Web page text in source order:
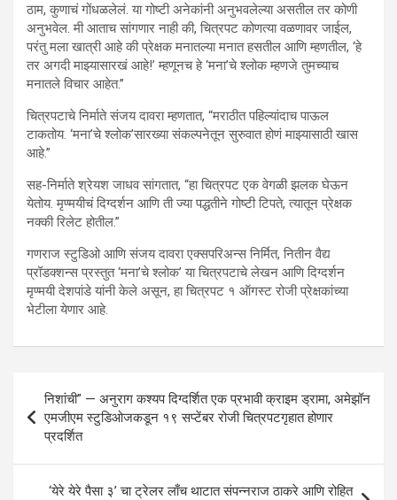
ठाम, कुणाचं गोंधळलेलं. या गोष्टी अनेकांनी अनुभवलेल्या असतील तर कोणी
अनुभवेल. मी आताच सांगणार नाही की, चित्रपट कोणत्या वळणावर जाईल,
परंतु मला खात्री आहे की प्रेक्षक मनातल्या मनात हसतील आणि म्हणतील, ‘हे
तर अगदी माझ्यासारखं आहे!’ म्हणूनच हे ‘मना’चे श्लोक म्हणजे तुमच्याच
मनातले विचार आहेत.’’
चित्रपटाचे निर्माते संजय दावरा म्हणतात, “मराठीत पहिल्यांदाच पाऊल
टाकतोय. ‘मना’चे श्लोक’सारख्या संकल्पनेतून सुरुवात होणं माझ्यासाठी खास
आहे.”
सह-निर्माते श्रेयश जाधव सांगतात, “हा चित्रपट एक वेगळी झलक घेऊन
येतोय. मृण्मयीचं दिग्दर्शन आणि ती ज्या पद्धतीने गोष्टी टिपते, त्यातून प्रेक्षक
नक्की रिलेट होतील.”
गणराज स्टुडिओ आणि संजय दावरा एक्सपरिअन्स निर्मित, नितीन वैद्य
प्रॉडक्शन्स प्रस्तुत ‘मना’चे श्लोक’ या चित्रपटाचे लेखन आणि दिग्दर्शन
मृण्मयी देशपांडे यांनी केले असून, हा चित्रपट १ ऑगस्ट रोजी प्रेक्षकांच्या
भेटीला येणार आहे.
Post
navigation
निशांची” — अनुराग कश्यप दिग्दर्शित एक प्रभावी क्राइम ड्रामा, अमेझॉन
एमजीएम स्टुडिओजकडून १९ सप्टेंबर रोजी चित्रपटगृहात होणार
प्रदर्शित
‘येरे येरे पैसा ३’ चा ट्रेलर लाँच थाटात संपन्नराज ठाकरे आणि रोहित